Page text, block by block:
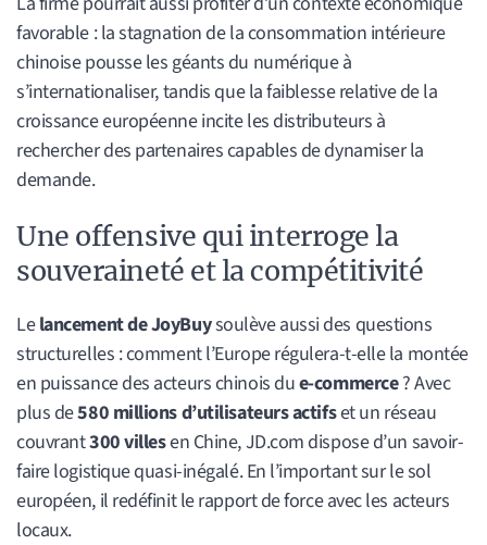
favorable : la stagnation de la consommation intérieure
chinoise pousse les géants du numérique à
s’internationaliser, tandis que la faiblesse relative de la
croissance européenne incite les distributeurs à
rechercher des partenaires capables de dynamiser la
demande.
Une offensive qui interroge la
souveraineté et la compétitivité
Lelancement de JoyBuysoulève aussi des questions
structurelles : comment l’Europe régulera-t-elle la montée
en puissance des acteurs chinois due-commerce? Avec
plus de580 millions d’utilisateurs actifset un réseau
couvrant300 villesen Chine, JD.com dispose d’un savoir-
faire logistique quasi-inégalé. En l’important sur le sol
européen, il redéfinit le rapport de force avec les acteurs
locaux.